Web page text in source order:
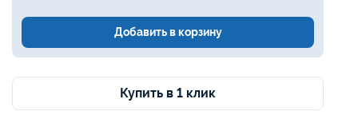
Добавить в корзину
Купить в 1 клик